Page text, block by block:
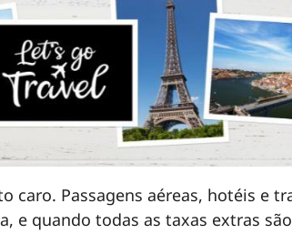
caro. Passagens aéreas, hotéis e
e quando todas as taxas extras